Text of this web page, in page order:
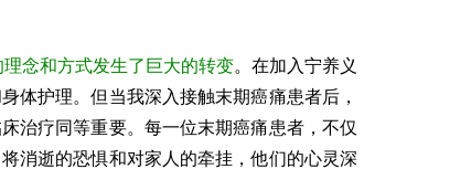
念和方式发生了巨大的转变。在加入宁养义
体护理。但当我深入接触末期癌痛患者后，
治疗同等重要。每一位末期癌痛患者，不仅
消逝的恐惧和对家人的牵挂，他们的心灵深